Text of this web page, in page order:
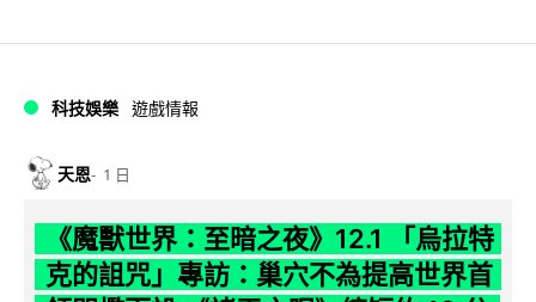
科技娛樂 遊戲情報
天恩 1 日
《魔獸世界：至暗之夜》12.1 「烏拉特
克的詛咒」專訪：巢穴不為提高世界首